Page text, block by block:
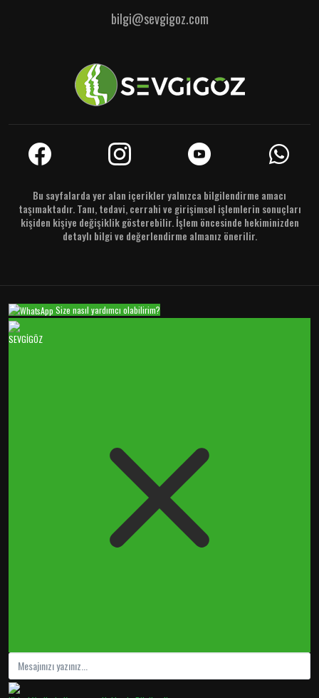
bilgi@sevgigoz.com
Bu sayfalarda yer alan içerikler yalnızca bilgilendirme amacı
taşımaktadır. Tanı, tedavi, cerrahi ve girişimsel işlemlerin sonuçları
kişiden kişiye değişiklik gösterebilir. İşlem öncesinde hekiminizden
detaylı bilgi ve değerlendirme almanız önerilir.
Size nasıl yardımcı olabilirim?
SEVGİGÖZ